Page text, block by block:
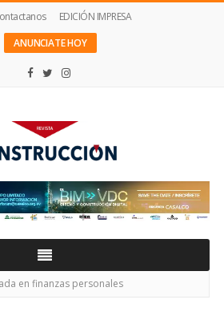
EDICIÓN IMPRESA
ANUNCIATE HOY
en finanzas personales